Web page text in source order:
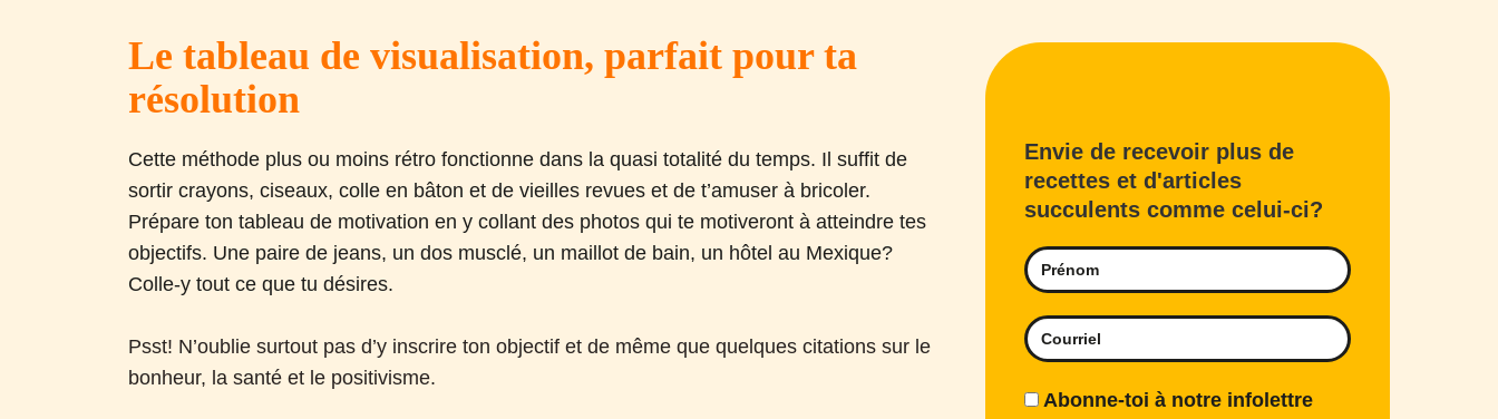
Le tableau de visualisation, parfait pour ta
résolution
Cette méthode plus ou moins rétro fonctionne dans la quasi totalité du temps. Il suffit de
sortir crayons, ciseaux, colle en bâton et de vieilles revues et de t’amuser à bricoler.
Prépare ton tableau de motivation en y collant des photos qui te motiveront à atteindre tes
objectifs. Une paire de jeans, un dos musclé, un maillot de bain, un hôtel au Mexique?
Colle-y tout ce que tu désires.
Psst! N’oublie surtout pas d’y inscrire ton objectif et de même que quelques citations sur le
bonheur, la santé et le positivisme.
Envie de recevoir plus de
recettes et d'articles
succulents comme celui-ci?
Abonne-toi à notre infolettre